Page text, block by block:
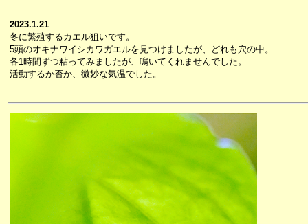
2023.1.21
冬に繁殖するカエル狙いです。
5頭のオキナワイシカワガエルを見つけましたが、どれも穴の中。
各1時間ずつ粘ってみましたが、鳴いてくれませんでした。
活動するか否か、微妙な気温でした。